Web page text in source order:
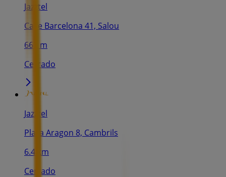
Jazztel
Calle Barcelona 41, Salou
663 m
Cerrado
Jazztel
Plaza Aragon 8, Cambrils
6.4 km
Cerrado